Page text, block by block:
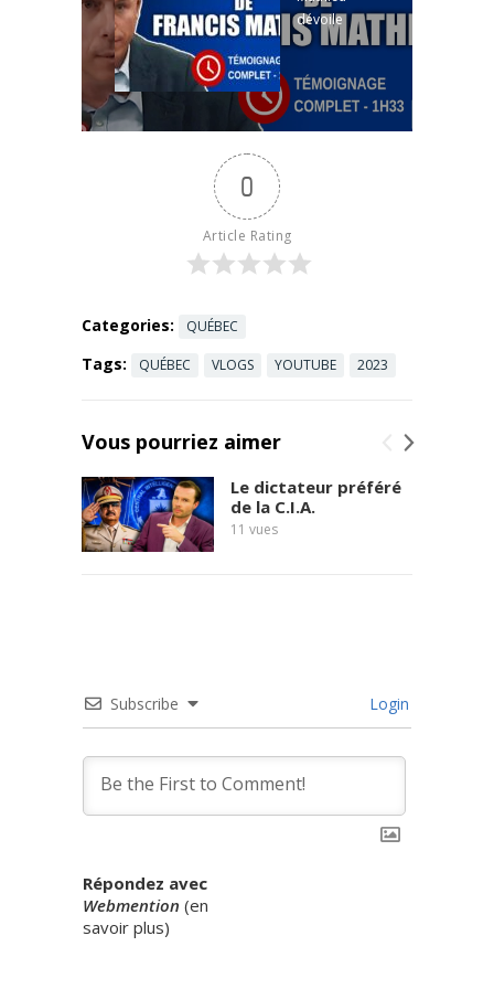
fonction ...
Read more
dévoile
pourquoi
Oracle face à
LGS/SAP
dans le
extrait de la
Commission
0
Article Rating
Categories: QUÉBEC
Tags: QUÉBEC VLOGS YOUTUBE 2023
Vous pourriez aimer
Le dictateur préféré
de la C.I.A.
11 vues
Subscribe Login
Répondez avec
Webmention (en
savoir plus)